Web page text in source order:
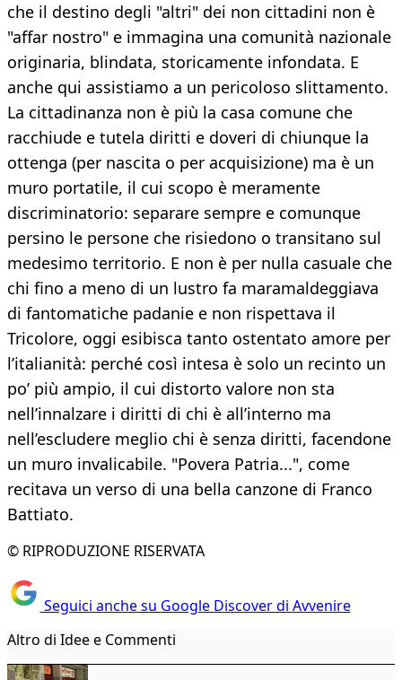
che il destino degli "altri" dei non cittadini non è
"affar nostro" e immagina una comunità nazionale
originaria, blindata, storicamente infondata. E
anche qui assistiamo a un pericoloso slittamento.
La cittadinanza non è più la casa comune che
racchiude e tutela diritti e doveri di chiunque la
ottenga (per nascita o per acquisizione) ma è un
muro portatile, il cui scopo è meramente
discriminatorio: separare sempre e comunque
persino le persone che risiedono o transitano sul
medesimo territorio. E non è per nulla casuale che
chi fino a meno di un lustro fa maramaldeggiava
di fantomatiche padanie e non rispettava il
Tricolore, oggi esibisca tanto ostentato amore per
l’italianità: perché così intesa è solo un recinto un
po’ più ampio, il cui distorto valore non sta
nell’innalzare i diritti di chi è all’interno ma
nell’escludere meglio chi è senza diritti, facendone
un muro invalicabile. "Povera Patria...", come
recitava un verso di una bella canzone di Franco
Battiato.
© RIPRODUZIONE RISERVATA
Seguici anche su Google Discover di Avvenire
Altro di Idee e Commenti